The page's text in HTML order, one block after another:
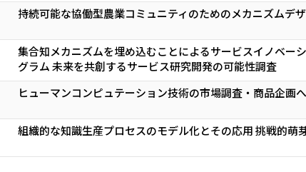
持続可能な協働型農業コミュニティのためのメカニズムデ
集合知メカニズムを埋め込むことによるサービスイノベー
グラム 未来を共創するサービス研究開発の可能性調査
ヒューマンコンピュテーション技術の市場調査・商品企画
組織的な知識生産プロセスのモデル化とその応用 挑戦的萌